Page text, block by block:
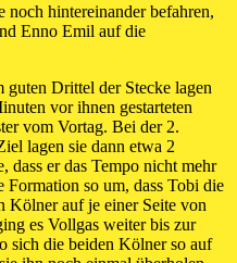
hintereinander befahren,
Enno Emil auf die
Drittel der Stecke lagen
vor ihnen gestarteten
vom Vortag. Bei der 2.
lagen sie dann etwa 2
dass er das Tempo nicht mehr
Formation so um, dass Tobi die
Kölner auf je einer Seite von
es Vollgas weiter bis zur
sich die beiden Kölner so auf